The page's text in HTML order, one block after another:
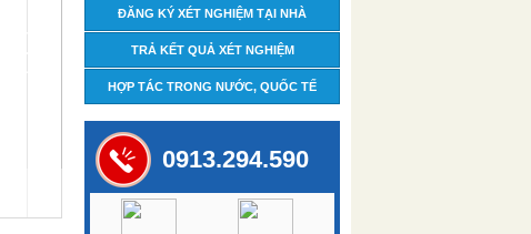
LỊCH CÔNG TÁC TUẦN 26 (29/6/2026 – 05/7/
ĐĂNG KÝ XÉT NGHIỆM TẠI NHÀ
TRẢ KẾT QUẢ XÉT NGHIỆM
HỢP TÁC TRONG NƯỚC, QUỐC TẾ
0913.294.590